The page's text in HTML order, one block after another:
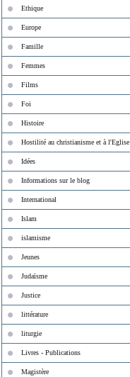
Ethique
Europe
Famille
Femmes
Films
Foi
Histoire
Hostilité au christianisme et à l'Eglise
Idées
Informations sur le blog
International
Islam
islamisme
Jeunes
Judaïsme
Justice
littérature
liturgie
Livres - Publications
Magistère